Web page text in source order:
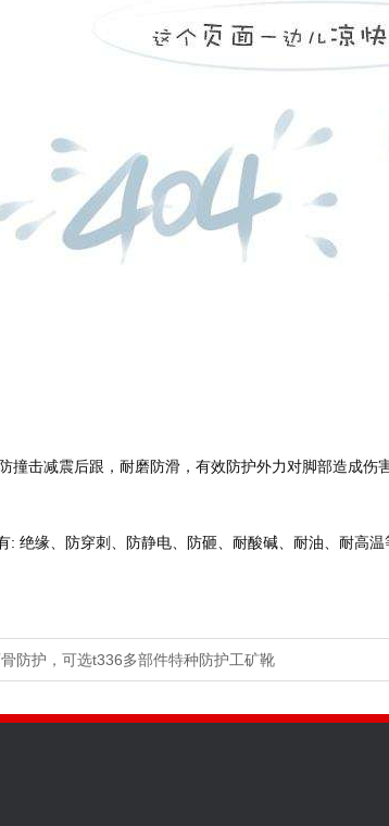
撞击减震后跟，耐磨防滑，有效防护外力对脚部造成
防护，可选t336多部件特种防护工矿靴